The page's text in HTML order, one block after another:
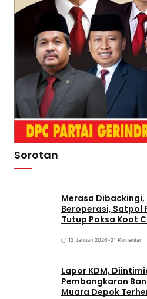
Sorotan
Merasa
Beroperasi, Satpol
Tutup Paksa Koat
12 Januari 2026•21 Komentar
Lapor KDM,
Pembongkaran
Muara Depok